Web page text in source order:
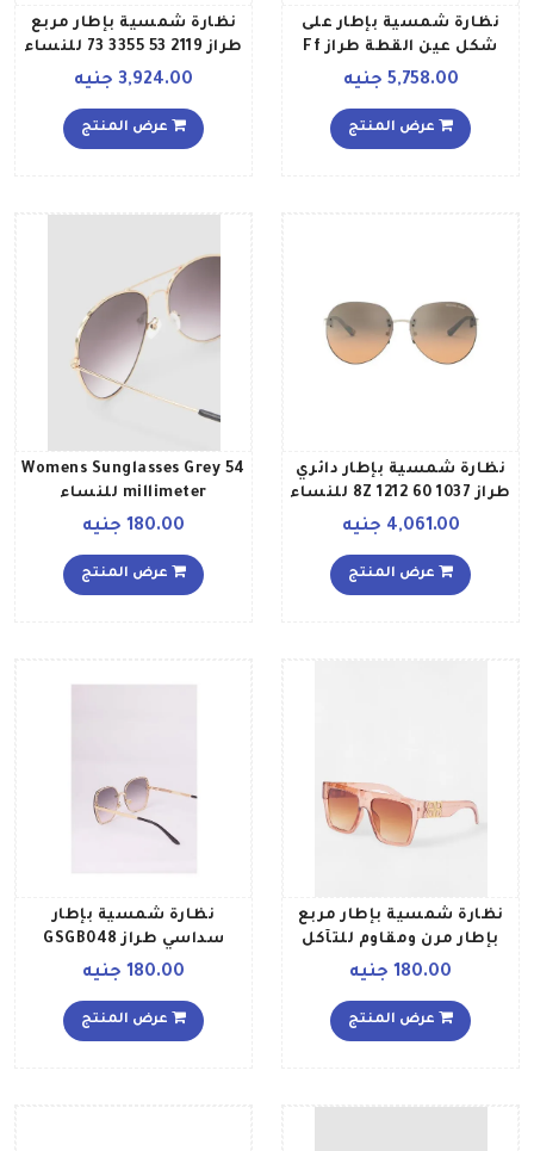
نظارة شمسية بإطار على
شكل عين القطة طراز Ff
0215S0M19L للنساء
5,758.00 جنيه
عرض المنتج
نظارة شمسية بإطار مربع
طراز 2119 53 3355 73 للنساء
3,924.00 جنيه
عرض المنتج
نظارة شمسية بإطار دائري
طراز 1037 60 1212 8Z للنساء
4,061.00 جنيه
عرض المنتج
Womens Sunglasses Grey 54
millimeter للنساء
180.00 جنيه
عرض المنتج
نظارة شمسية بإطار مربع
بإطار مرن ومقاوم للتآكل
طراز W321L3 للنساء180.00 جنيه
عرض المنتج
نظارة شمسية بإطار
سداسي طراز GSGB048
للنساء
180.00 جنيه
عرض المنتج